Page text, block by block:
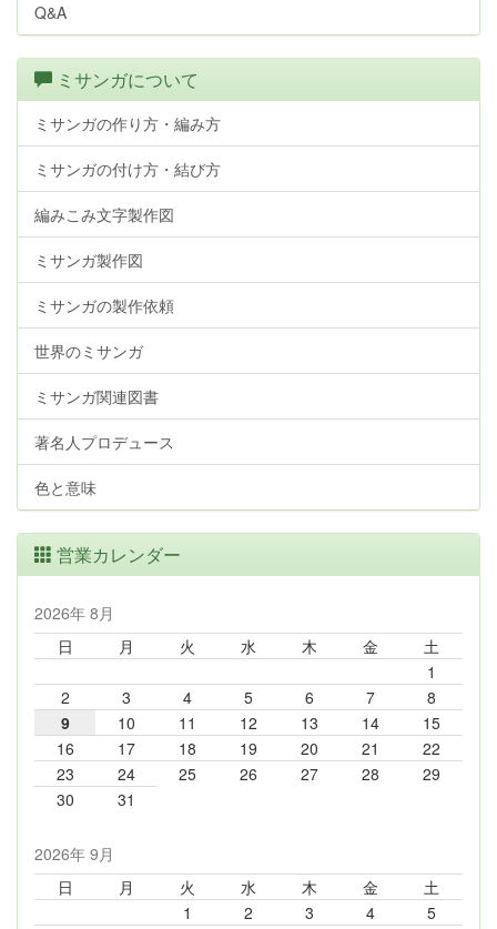
Q&A
ミサンガについて
ミサンガの作り方・編み方
ミサンガの付け方・結び方
編みこみ文字製作図
ミサンガ製作図
ミサンガの製作依頼
世界のミサンガ
ミサンガ関連図書
著名人プロデュース
色と意味
営業カレンダー
2026年 8月
日
月 火 水 木 金
土
1
2
3 4 5 6 7
8
9
10 11 12 13 14
15
16
17 18 19 20 21
22
23
24 25 26 27 28
29
30
31
2026年 9月
日
月 火 水 木 金
土
1
2 3 4
5